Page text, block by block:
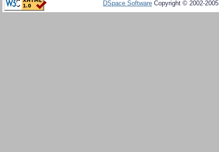
DSpace Software Copyright © 2002-2005